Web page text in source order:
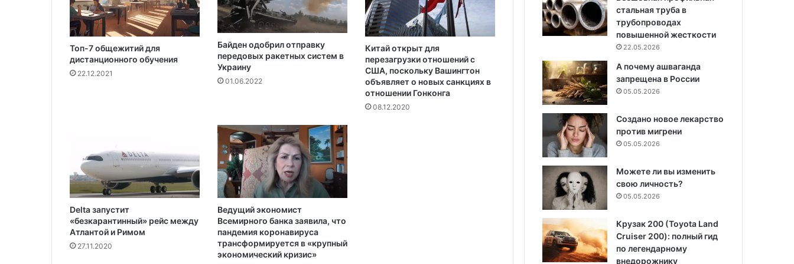
ь
н
и
к
е
Топ-7 общежитий для
дистанционного обучения
22.12.2021
Байден одобрил отправку
передовых ракетных систем в
Украину
01.06.2022
Китай открыт для
перезагрузки отношений с
США, поскольку Вашингтон
объявляет о новых санкциях в
отношении Гонконга
08.12.2020
Delta запустит
«безкарантинный» рейс между
Атлантой и Римом
27.11.2020
Ведущий экономист
Всемирного банка заявила, что
пандемия коронавируса
трансформируется в «крупный
экономический кризис»
стальная труба в
трубопроводах
повышенной жесткости
22.05.2026
А почему ашваганда
запрещена в России
05.05.2026
Создано новое лекарство
против мигрени
05.05.2026
Можете ли вы изменить
свою личность?
05.05.2026
Крузак 200 (Toyota Land
Cruiser 200): полный гид
по легендарному
внедорожнику